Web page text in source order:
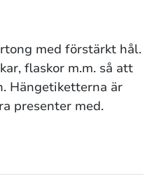
med förstärkt hål.
flaskor m.m. så att
Hängetiketterna är
presenter med.